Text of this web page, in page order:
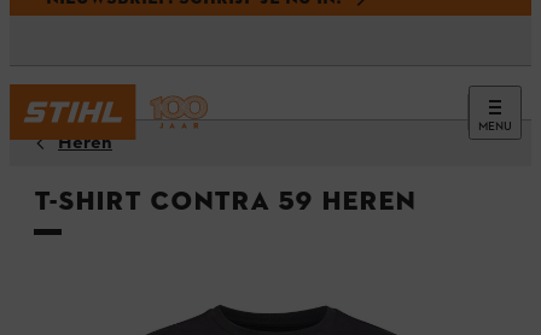
MENU
Heren
T-shirt CONTRA 59 Heren